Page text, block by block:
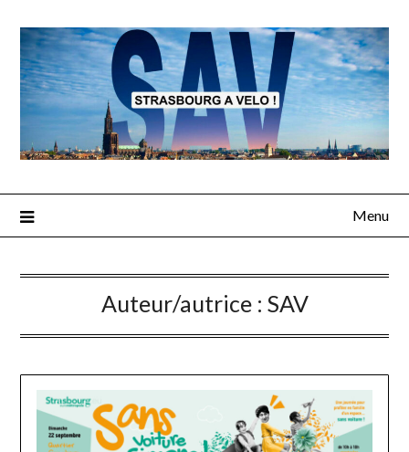
content
Menu
Auteur/autrice : SAV